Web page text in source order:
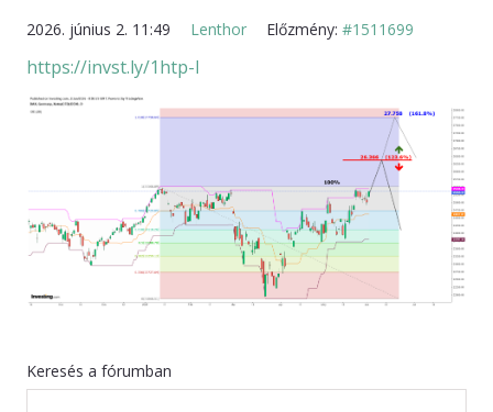
RSS OLVASÓ
BLOGOK
ELŐFIZETÉS
2026. június 2. 11:49 Lenthor Előzmény: #1511699
https://invst.ly/1htp-l
Keresés a fórumban